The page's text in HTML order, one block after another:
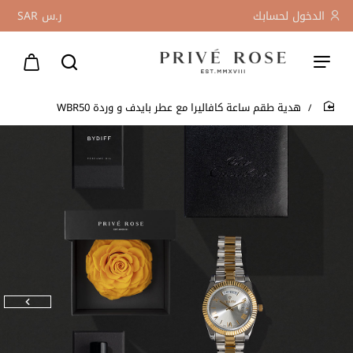
الدخول لحسابك ر.س SAR
home هدية طقم ساعة كافاليرا مع عطر بايدف و وردة WBR50